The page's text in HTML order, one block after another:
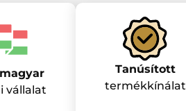
vállalat
Tanúsított
termékkínálat